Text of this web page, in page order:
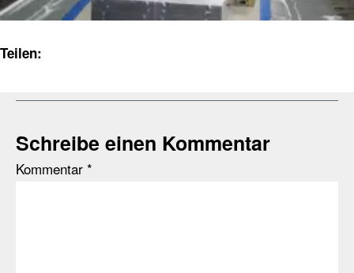
Teilen:
Schreibe einen Kommentar
Kommentar *